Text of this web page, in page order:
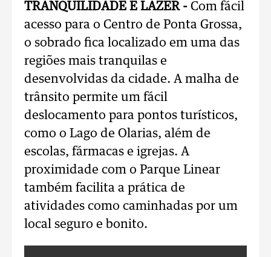
TRANQUILIDADE E LAZER - Com fácil
acesso para o Centro de Ponta Grossa,
o sobrado fica localizado em uma das
regiões mais tranquilas e
desenvolvidas da cidade. A malha de
trânsito permite um fácil
deslocamento para pontos turísticos,
como o Lago de Olarias, além de
escolas, fármacas e igrejas. A
proximidade com o Parque Linear
também facilita a prática de
atividades como caminhadas por um
local seguro e bonito.